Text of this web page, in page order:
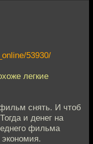
53930/
легкие
снять. И чтоб
и денег на
фильма